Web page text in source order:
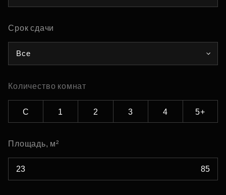
Срок сдачи
Все
Количество комнат
С 1 2 3 4 5+
Площадь, м²